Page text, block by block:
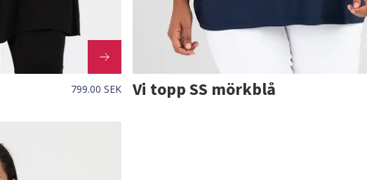
799.00 SEK Vi topp SS mörkblå